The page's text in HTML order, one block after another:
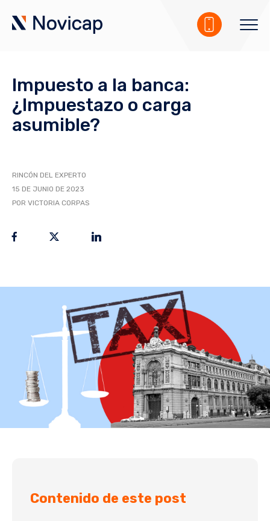
Impuesto a la banca:
¿Impuestazo o carga
asumible?
RINCÓN DEL EXPERTO
15 DE JUNIO DE 2023
POR VICTORIA CORPAS
Contenido de este post